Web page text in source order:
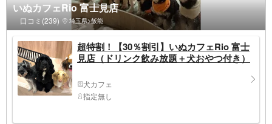
いぬカフェRio 富士見店
口コミ(239) 埼玉県>飯能
超特割！【30％割引】いぬカフェRio 富士
見店（ドリンク飲み放題＋犬おやつ付き）
犬カフェ
指定無し